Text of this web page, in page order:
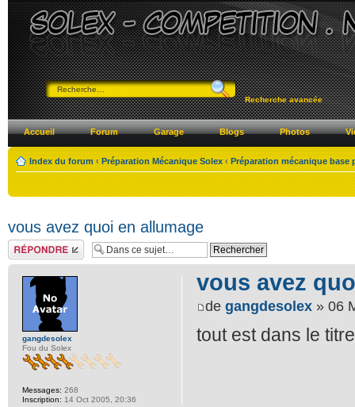
Recherche avancée
Accueil Forum Garage Blogs Photos
Index du forum ‹ Préparation Mécanique Solex ‹ Préparation mécanique base
vous avez quoi en allumage
Répondre
vous avez
de gangdesolex » 06
tout est dans le
gangdesolex
Fou du Solex
Messages: 268
Inscription: 14 Oct 2005, 20:36